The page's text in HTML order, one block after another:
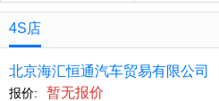
4S店
北京海汇恒通汽车贸易有限公司
报价: 暂无报价